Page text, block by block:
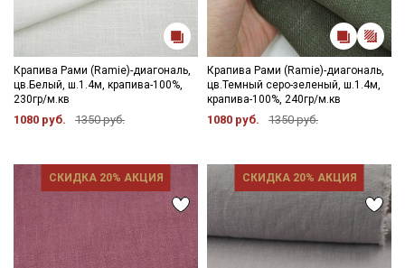
Крапива Рами (Ramie)-диагональ,
цв.Белый, ш.1.4м, крапива-100%,
230гр/м.кв
1080 руб. 1350 руб.
Крапива Рами (Ramie)-диагональ,
цв.Темный серо-зеленый, ш.1.4м,
крапива-100%, 240гр/м.кв
1080 руб. 1350 руб.
СКИДКА 20% АКЦИЯ СКИДКА 20% АКЦИЯ